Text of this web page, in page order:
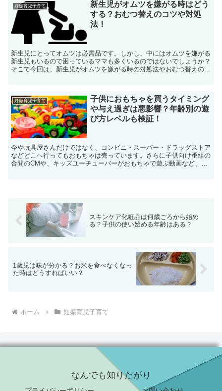
妊娠育児子育て
新生児がオムツを嫌がる時はどう
する？おむつ替えのコツや対処
法！
新生児にとってオムツは必需品です。しかし、中にはオムツを嫌がる
新生児もいるので困っているママも多くいるのではないでしょうか？
そこで今回は、新生児がオムツを嫌がる時の対処法やおむつ替えのコ
妊娠育児子育て
子供におもちゃを買うタイミング
や与え過ぎは悪影響？年齢別の遊
び方レベルも検証！
今や玩具屋さんだけではなく、コンビニ・スーパー・ドラッグストア
などどこへ行ってもおもちゃは売っています。さらに子供向け番組の
合間のCMや、キッズユーチューバーがおもちゃで遊ぶ動画など、情
スキンケア化粧品は何歳ごろから始め
る？子供の使い始める年齢はある？
1歳児は味が分かる？お米を食べなくなっ
た時はどうすればいい？
ホーム 妊娠育児子育て
なんでも知りたがり